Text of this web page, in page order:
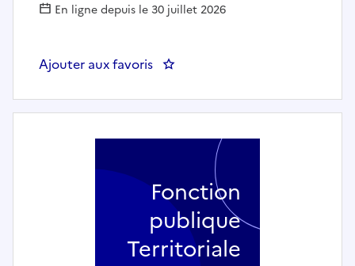
En ligne depuis le 30 juillet 2026
Ajouter aux favoris : Assistant(e) administratif(ve) et
Fonction
publique
Territoriale